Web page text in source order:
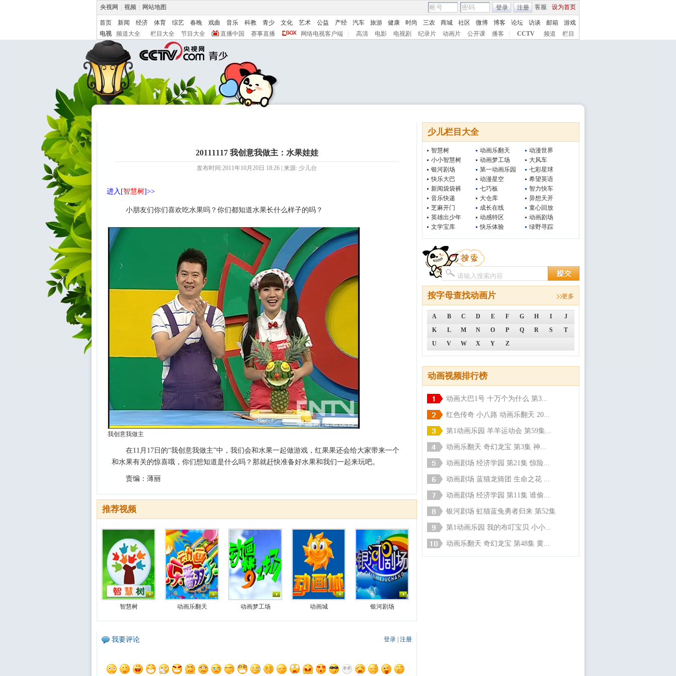
央视网 视频 网站地图 客服 设为首页
登录 注册
首页 新闻 经济 体育 综艺 春晚 戏曲 音乐 科教 青少 文化 艺术 公益 产经 汽车 旅游 健康 时尚 三农 商城 社区 微博 博客 论坛 访谈 邮箱
游戏
电视
频道大全 栏目大全 节目大全 直播中国 赛事直播 网络电视客户端 高清 电影 电视剧 纪录片 动画片 公开课 播客 CCTV 频道 栏目
少儿栏目大全
智慧树
小小智慧树
银河剧场
快乐大巴
新闻袋袋裤
音乐快递
芝麻开门
英雄出少年
文学宝库
动画乐翻天
动画梦工场
第一动画乐园
动漫星空
七巧板
大仓库
成长在线
动感特区
快乐体验
动漫世界
大风车
七彩星球
希望英语
智力快车
异想天开
童心回放
动画剧场
绿野寻踪
按字母查找动画片 更多
A B C D E F G H I
J
K
L M N O P Q R S
T
U
V W X Y Z
动画视频排行榜
动画大巴1号 十万个为什么 第3...
红色传奇 小八路 动画乐翻天 20...
第1动画乐园 羊羊运动会 第59集...
动画乐翻天 奇幻龙宝 第3集 神...
动画剧场 经济学园 第21集 惊险...
动画剧场 蓝猫龙骑团 生命之花 ...
动画剧场 经济学园 第11集 谁偷...
银河剧场 虹猫蓝兔勇者归来 第52集
第1动画乐园 我的布叮宝贝 小小...
动画乐翻天 奇幻龙宝 第48集 黄...
20111117 我创意我做主：水果娃娃
发布时间:2011年10月20日 18:26 | 来源: 少儿台
进入[智慧树]>>
小朋友们你们喜欢吃水果吗？你们都知道水果长什么样子的吗？
我创意我做主
在11月17日的“我创意我做主”中，我们会和水果一起做游戏，红果果还会给大家带来一个
和水果有关的惊喜哦，你们想知道是什么吗？那就赶快准备好水果和我们一起来玩吧。
责编：薄丽
推荐视频
智慧树 动画乐翻天 动画梦工场 动画城 银河剧场
登录 注册
我要评论